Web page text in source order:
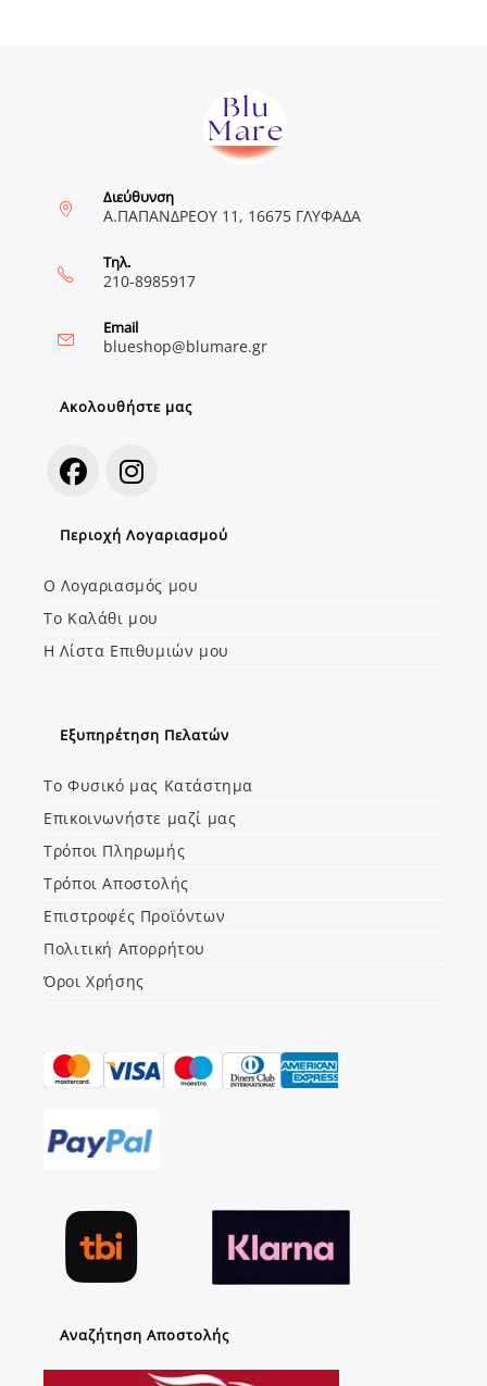
Διεύθυνση
Α.ΠΑΠΑΝΔΡΕΟΥ 11, 16675 ΓΛΥΦΑΔΑ
Τηλ.
210-8985917
Email
blueshop@blumare.grOpens
Ακολουθήστε μας
new
tab
in
new
tab
Περιοχή Λογαριασμού
Ο Λογαριασμός μου
Το Καλάθι μου
Η Λίστα Επιθυμιών μου
Εξυπηρέτηση Πελατών
Το Φυσικό μας Κατάστημα
Επικοινωνήστε μαζί μας
Τρόποι Πληρωμής
Τρόποι Αποστολής
Επιστροφές Προϊόντων
Πολιτική Απορρήτου
Όροι Χρήσης
Αναζήτηση Αποστολής